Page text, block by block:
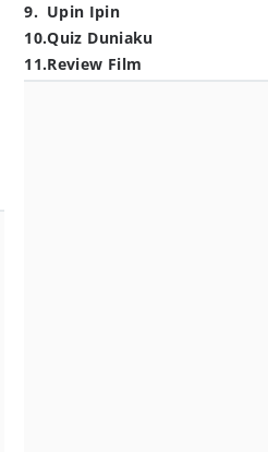
9. Upin Ipin
10.Quiz Duniaku
11.Review Film